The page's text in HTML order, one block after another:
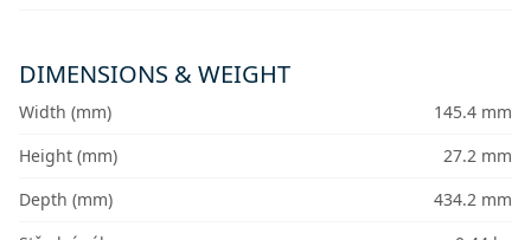
DIMENSIONS & WEIGHT
Width (mm)
145.4 mm
Height (mm)
27.2 mm
Depth (mm)
434.2 mm